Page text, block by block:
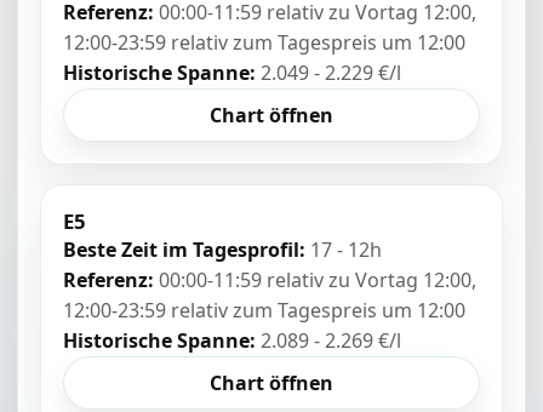
Referenz: 00:00-11:59 relativ zu Vortag 12:00,
12:00-23:59 relativ zum Tagespreis um 12:00
Historische Spanne: 2.049 - 2.229 €/l
Chart öffnen
E5
Beste Zeit im Tagesprofil: 17 - 12h
Referenz: 00:00-11:59 relativ zu Vortag 12:00,
12:00-23:59 relativ zum Tagespreis um 12:00
Historische Spanne: 2.089 - 2.269 €/l
Chart öffnen